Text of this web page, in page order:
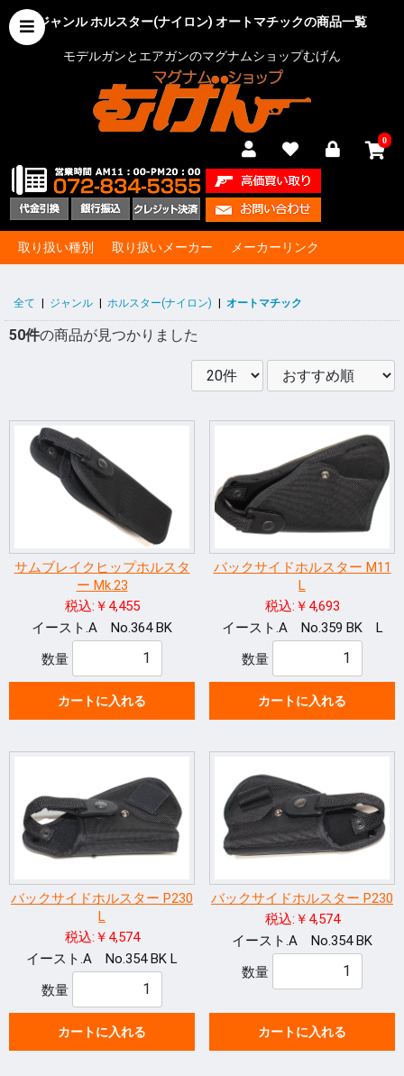
ジャンル ホルスター(ナイロン) オートマチックの商品一覧
モデルガンとエアガンのマグナムショップむげん
0
取り扱い種別 取り扱いメーカー メーカーリンク
全て ジャンル ホルスター(ナイロン) オートマチック
50件の商品が見つかりました
サムブレイクヒップホルスタ
ー Mk.23
税込:￥4,455
イースト.A No.364 BK
数量
カートに入れる
バックサイドホルスター M11
L
税込:￥4,693
イースト.A No.359 BK L
数量
カートに入れる
バックサイドホルスター P230
L
税込:￥4,574
イースト.A No.354 BK L
数量
カートに入れる
バックサイドホルスター P230
税込:￥4,574
イースト.A No.354 BK
数量
カートに入れる